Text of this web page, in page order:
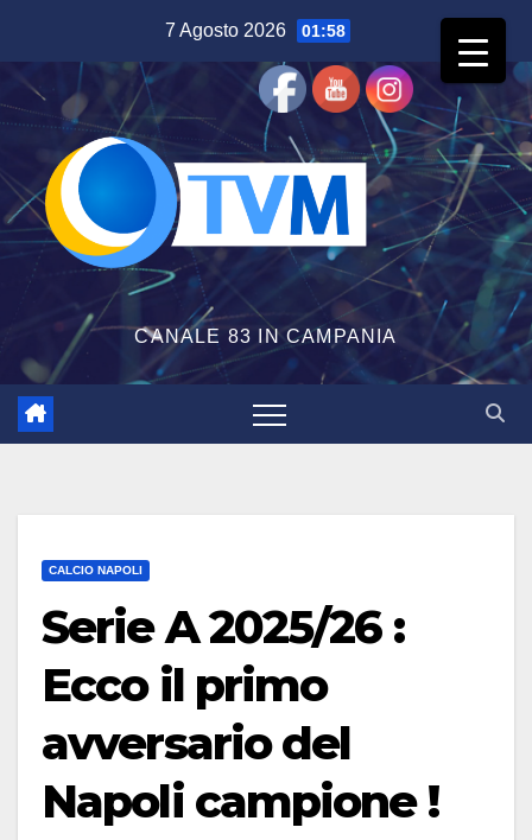
contenuto
7 Agosto 2026 01:58
CANALE 83 IN CAMPANIA
CALCIO NAPOLI
Serie A 2025/26 :
Ecco il primo
avversario del
Napoli campione !